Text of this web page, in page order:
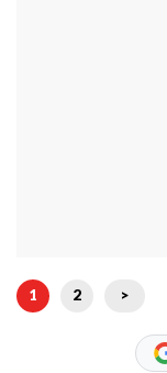
1 2 >